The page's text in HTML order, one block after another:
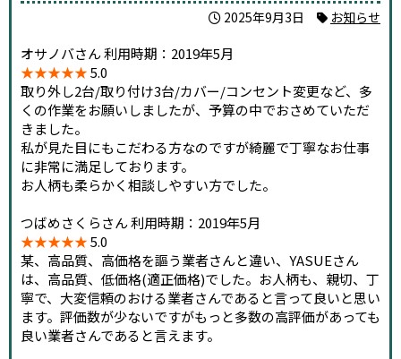
2025年9月3日 お知らせ
オサノバさん 利用時期：2019年5月
★★★★★5.0
取り外し2台/取り付け3台/カバー/コンセント変更など、多
くの作業をお願いしましたが、予算の中でおさめていただ
きました。
私が見た目にもこだわる方なのですが綺麗で丁寧なお仕事
に非常に満足しております。
お人柄も柔らかく相談しやすい方でした。
つばめさくらさん 利用時期：2019年5月
★★★★★5.0
某、高品質、高価格を謳う業者さんと違い、YASUEさん
は、高品質、低価格(適正価格)でした。お人柄も、親切、丁
寧で、大変信頼のおける業者さんであると言って良いと思い
ます。評価数が少ないですがもっと多数の高評価があっても
良い業者さんであると言えます。